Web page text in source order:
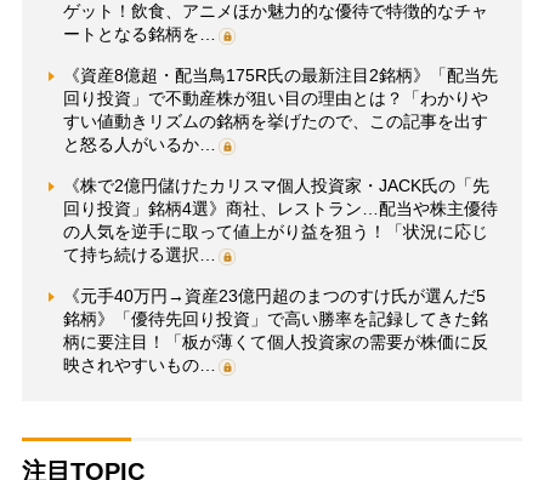
ゲット！飲食、アニメほか魅力的な優待で特徴的なチャ
ートとなる銘柄を…
《資産8億超・配当鳥175R氏の最新注目2銘柄》「配当先
回り投資」で不動産株が狙い目の理由とは？「わかりや
すい値動きリズムの銘柄を挙げたので、この記事を出す
と怒る人がいるか…
《株で2億円儲けたカリスマ個人投資家・JACK氏の「先
回り投資」銘柄4選》商社、レストラン…配当や株主優待
の人気を逆手に取って値上がり益を狙う！「状況に応じ
て持ち続ける選択…
《元手40万円→資産23億円超のまつのすけ氏が選んだ5
銘柄》「優待先回り投資」で高い勝率を記録してきた銘
柄に要注目！「板が薄くて個人投資家の需要が株価に反
映されやすいもの…
注目TOPIC